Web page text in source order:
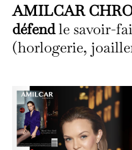
AMILCAR
défendle savoir-
(horlogerie,